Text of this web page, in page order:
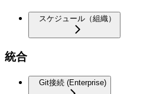
スケジュール（組織）
統合
Git接続 (Enterprise)